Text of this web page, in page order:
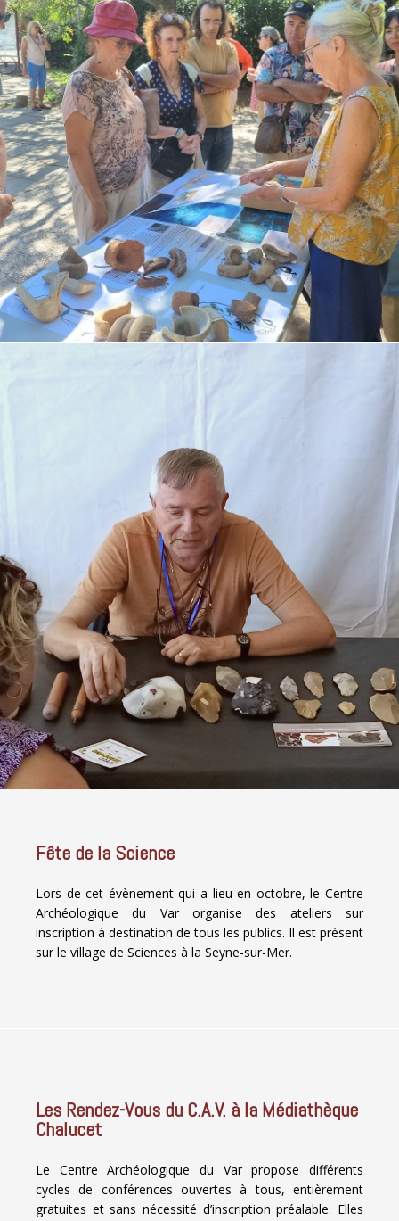
Fête de la Science
Lors de cet évènement qui a lieu en octobre, le Centre
Archéologique du Var organise des ateliers sur
inscription à destination de tous les publics. Il est présent
sur le village de Sciences à la Seyne-sur-Mer.
Les Rendez-Vous du C.A.V. à la Médiathèque
Chalucet
Le Centre Archéologique du Var propose différents
cycles de conférences ouvertes à tous, entièrement
gratuites et sans nécessité d’inscription préalable. Elles